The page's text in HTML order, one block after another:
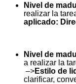
Nivel de
realizar la
aplicado:
Nivel de
a realizar la
–>Estilo de
clarificar,